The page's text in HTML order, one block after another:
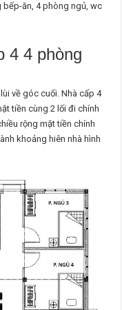
bếp-ăn, 4 phòng ngủ, wc
4 4 phòng
về góc cuối. Nhà cấp 4
tiền cùng 2 lối đi chính
rộng mặt tiền chính
khoảng hiên nhà hình